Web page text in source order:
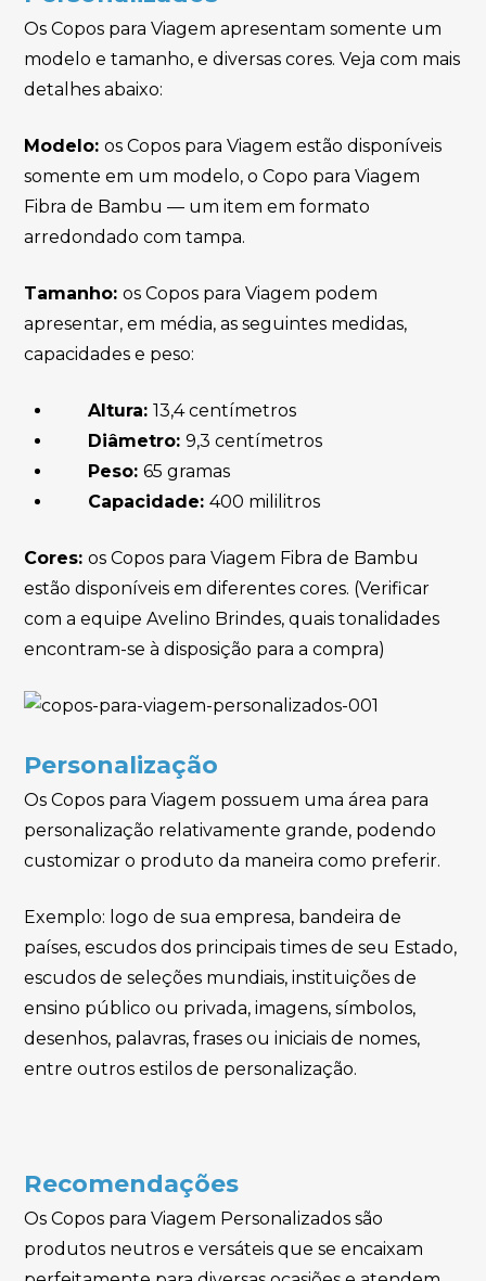
Os Copos para Viagem apresentam somente um
modelo e tamanho, e diversas cores. Veja com mais
detalhes abaixo:
Modelo:os Copos para Viagem estão disponíveis
somente em um modelo, o Copo para Viagem
Fibra de Bambu — um item em formato
arredondado com tampa.
Tamanho:os Copos para Viagem podem
apresentar, em média, as seguintes medidas,
capacidades e peso:
Altura: 13,4 centímetros
Diâmetro: 9,3 centímetros
Peso: 65 gramas
Capacidade: 400 mililitros
Cores:os Copos para Viagem Fibra de Bambu
estão disponíveis em diferentes cores. (Verificar
com a equipe Avelino Brindes, quais tonalidades
encontram-se à disposição para a compra)
Personalização
Os Copos para Viagem possuem uma área para
personalização relativamente grande, podendo
customizar o produto da maneira como preferir.
Exemplo: logo de sua empresa, bandeira de
países, escudos dos principais times de seu Estado,
escudos de seleções mundiais, instituições de
ensino público ou privada, imagens, símbolos,
desenhos, palavras, frases ou iniciais de nomes,
entre outros estilos de personalização.
Recomendações
Os Copos para Viagem Personalizados são
produtos neutros e versáteis que se encaixam